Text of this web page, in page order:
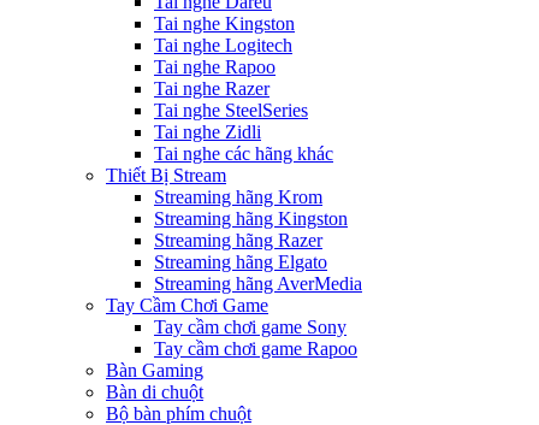
Tai nghe Kingston
Tai nghe Logitech
Tai nghe Rapoo
Tai nghe Razer
Tai nghe SteelSeries
Tai nghe Zidli
Tai nghe các hãng khác
Thiết Bị Stream
Streaming hãng Krom
Streaming hãng Kingston
Streaming hãng Razer
Streaming hãng Elgato
Streaming hãng AverMedia
Tay Cầm Chơi Game
Tay cầm chơi game Sony
Tay cầm chơi game Rapoo
Bàn Gaming
Bàn di chuột
Bộ bàn phím chuột